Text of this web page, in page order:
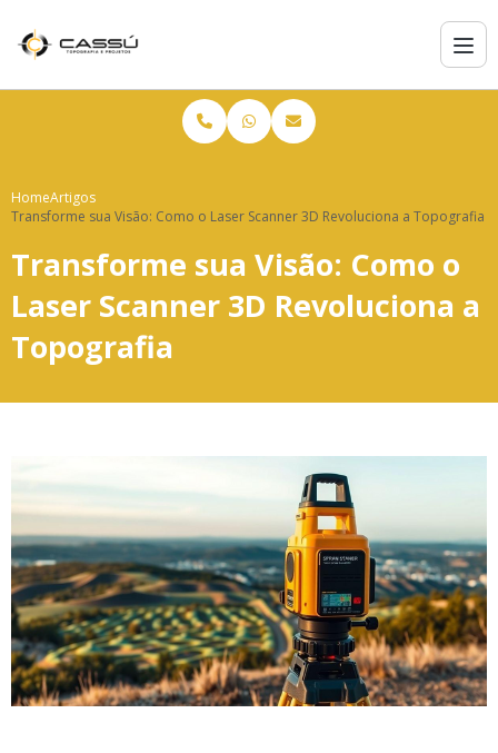
HomeArtigos
Transforme sua Visão: Como o Laser Scanner 3D Revoluciona a Topografia
Transforme sua Visão: Como o
Laser Scanner 3D Revoluciona a
Topografia